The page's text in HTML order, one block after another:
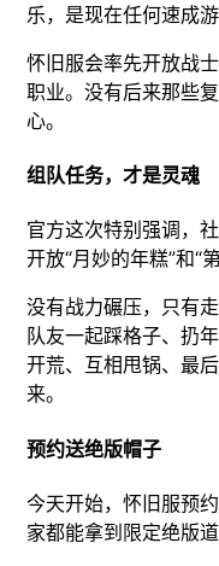
乐，是现在任何速成
怀旧服会率先开放战
职业。没有后来那些
心。
组队任务，才是灵魂
官方这次特别强调，
开放“月妙的年糕”和“
没有战力碾压，只有
队友一起踩格子、扔
开荒、互相甩锅、最
来。
预约送绝版帽子
今天开始，怀旧服预
家都能拿到限定绝版